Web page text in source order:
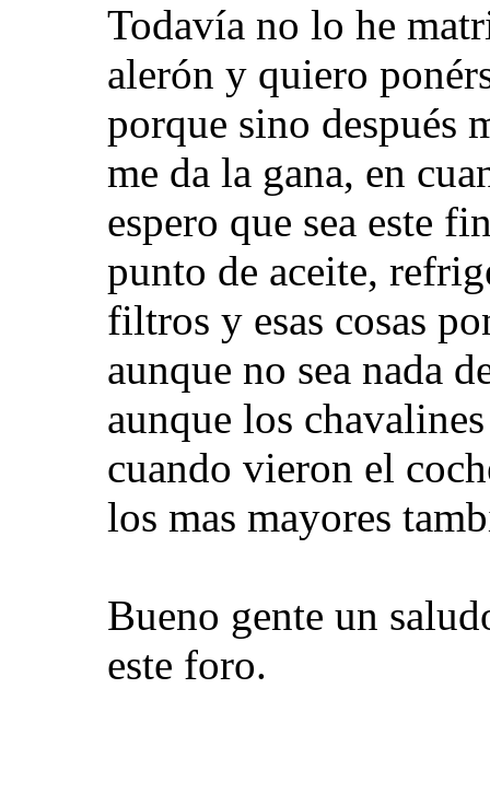
Todavía no lo he
alerón y quiero
porque sino después
me da la gana, en
espero que sea este
punto de aceite,
filtros y esas cosas
aunque no sea nada
aunque los
cuando vieron el
los mas mayores
Bueno gente un
este foro.